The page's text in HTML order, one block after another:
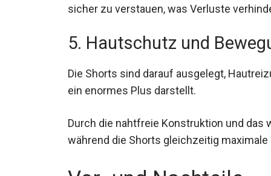
sicher zu verstauen, was Verluste
5. Hautschutz und
Die Shorts sind darauf ausgelegt,
ein enormes Plus darstellt.
Durch die nahtfreie Konstruktion und das
während die Shorts gleichzeitig